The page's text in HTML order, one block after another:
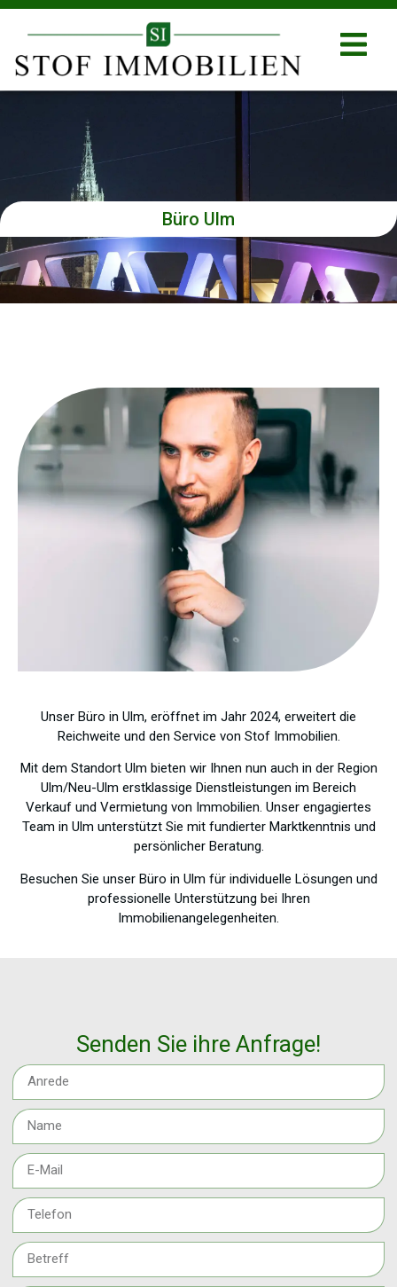
Büro Ulm
Unser Büro in Ulm, eröffnet im Jahr 2024, erweitert die
Reichweite und den Service von Stof Immobilien.
Mit dem Standort Ulm bieten wir Ihnen nun auch in der Region
Ulm/Neu-Ulm erstklassige Dienstleistungen im Bereich
Verkauf und Vermietung von Immobilien. Unser engagiertes
Team in Ulm unterstützt Sie mit fundierter Marktkenntnis und
persönlicher Beratung.
Besuchen Sie unser Büro in Ulm für individuelle Lösungen und
professionelle Unterstützung bei Ihren
Immobilienangelegenheiten.
Senden Sie ihre Anfrage!